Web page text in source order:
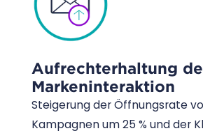
Aufrechterhaltung
Markeninteraktion
Steigerung der Öffnungsrate
Kampagnen um 25 % und der